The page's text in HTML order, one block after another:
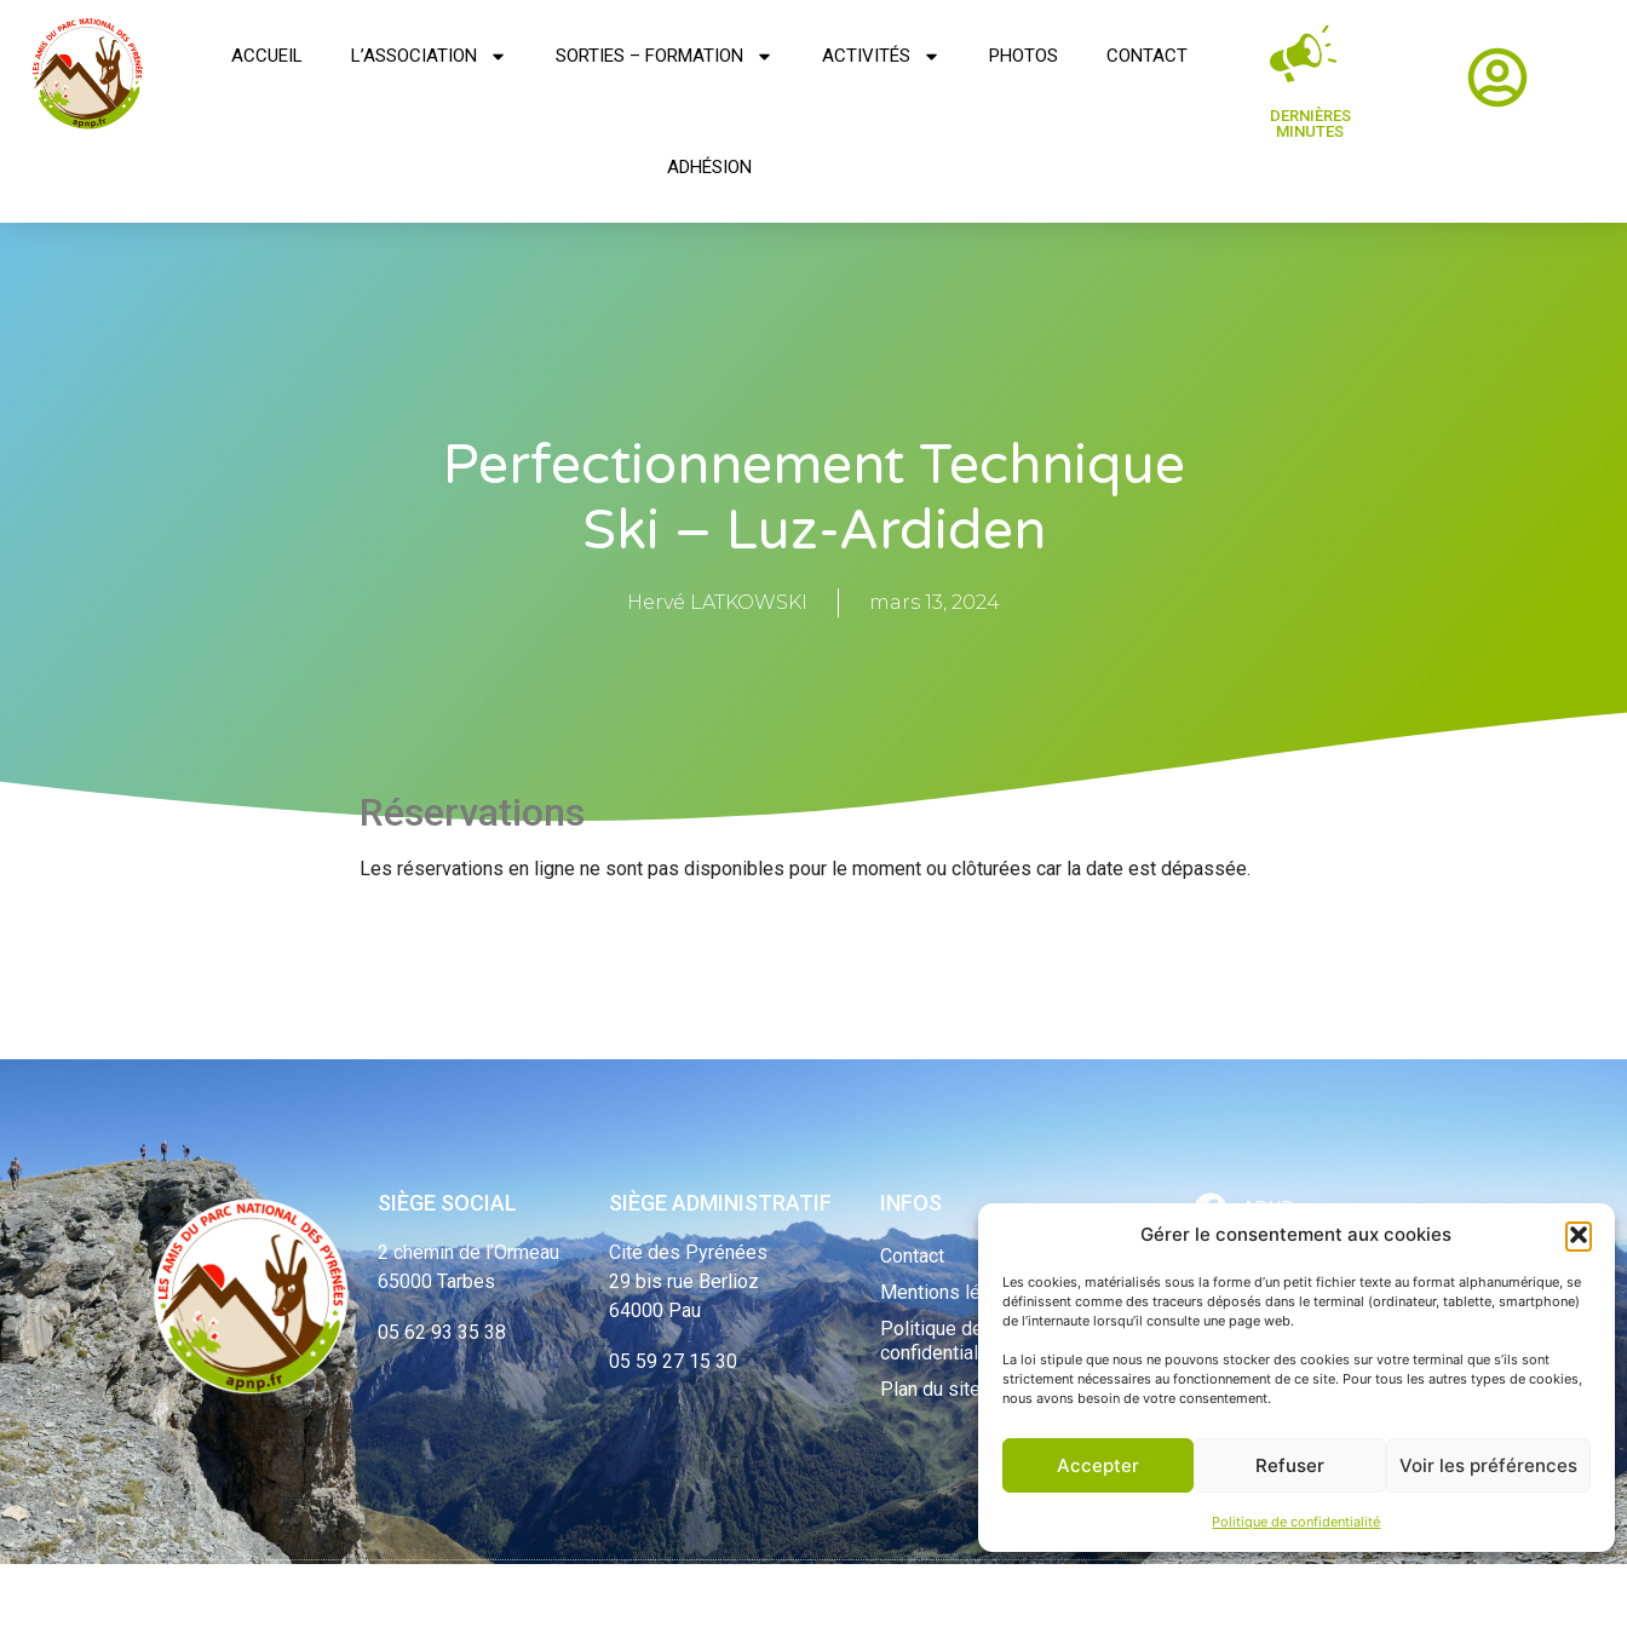
Gérer le consentement aux cookies
Les cookies, matérialisés sous la forme d’un petit fichier texte au format alphanumérique, se
définissent comme des traceurs déposés dans le terminal (ordinateur, tablette, smartphone)
de l’internaute lorsqu’il consulte une page web.
La loi stipule que nous ne pouvons stocker des cookies sur votre terminal que s’ils sont
strictement nécessaires au fonctionnement de ce site. Pour tous les autres types de cookies,
nous avons besoin de votre consentement.
Accepter Refuser Voir les préférences
Politique de confidentialité
ACCUEIL L’ASSOCIATION SORTIES – FORMATION ACTIVITÉS PHOTOS CONTACT
ADHÉSION
DERNIÈRES
MINUTES
Perfectionnement Technique
Ski – Luz-Ardiden
Hervé LATKOWSKI mars 13, 2024
Réservations
Les réservations en ligne ne sont pas disponibles pour le moment ou clôturées car la date est dépassée.
SIÈGE SOCIAL
2 chemin de l’Ormeau
65000 Tarbes
05 62 93 35 38
SIÈGE ADMINISTRATIF
Cité des Pyrénées
29 bis rue Berlioz
64000 Pau
05 59 27 15 30
INFOS
Contact
Mentions légales
Politique de
confidentialité
Plan du site
APNP
Parc national des Pyrénées